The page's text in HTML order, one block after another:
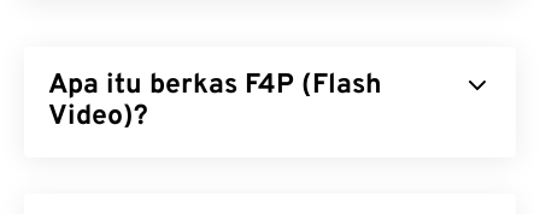
Apa itu berkas F4P (Flash
Video)?